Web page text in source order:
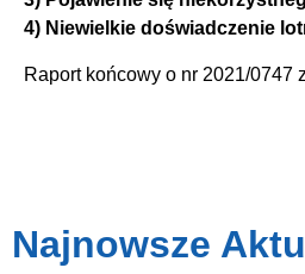
4) Niewielkie doświadczenie
Raport końcowy o nr 2021/
Najnowsze